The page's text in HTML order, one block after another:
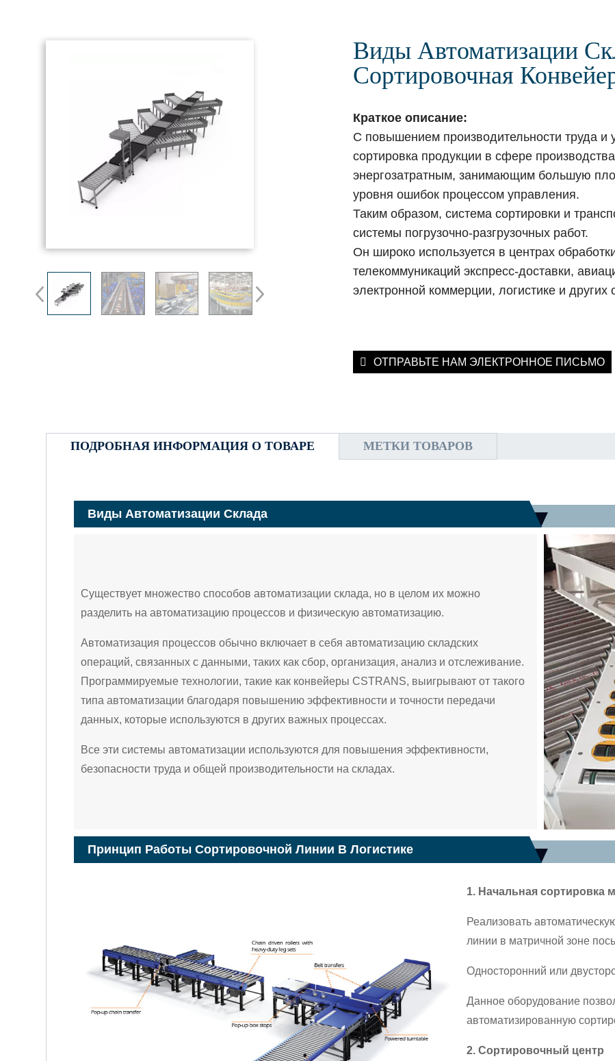
Виды Автоматизации
Сортировочная
Краткое описание:
С повышением производительности труда и
сортировка продукции в сфере
энергозатратным, занимающим большую
уровня ошибок процессом управления.
Таким образом, система сортировки и
системы погрузочно-разгрузочных работ.
Он широко используется в центрах
телекоммуникаций экспресс-доставки,
электронной коммерции, логистике и других
ОТПРАВЬТЕ НАМ ЭЛЕКТРОННОЕ ПИСЬМО
ПОДРОБНАЯ ИНФОРМАЦИЯ О ТОВАРЕ МЕТКИ ТОВАРОВ
Виды Автоматизации Склада
Существует множество способов автоматизации склада, но в целом их можно
разделить на автоматизацию процессов и физическую автоматизацию.
Автоматизация процессов обычно включает в себя автоматизацию складских
операций, связанных с данными, таких как сбор, организация, анализ и отслеживание.
Программируемые технологии, такие как конвейеры CSTRANS, выигрывают от такого
типа автоматизации благодаря повышению эффективности и точности передачи
данных, которые используются в других важных процессах.
Все эти системы автоматизации используются для повышения эффективности,
безопасности труда и общей производительности на складах.
Принцип Работы Сортировочной Линии В Логистике
1. Начальная сортировка
Реализовать
линии в матричной зоне
Односторонний или
Данное оборудование
автоматизированную
2. Сортировочный центр